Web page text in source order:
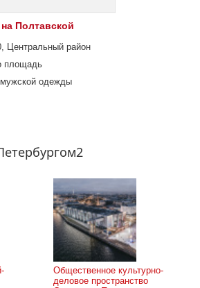
Полтавской
Центральный район
площадь
одежды
Общественное культурно-
деловое пространство